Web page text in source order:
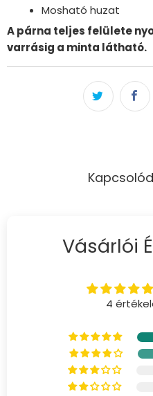
Mosható huzat
A párna teljes felülete
varrásig a minta látható.
Vásárlói
4